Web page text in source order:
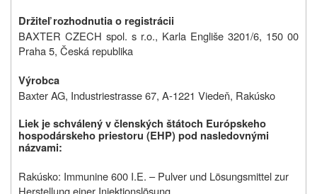
Držiteľ rozhodnutia o registrácii
BAXTER CZECH spol. s r.o., Karla Engliše 3201/6, 150 00
Praha 5, Česká republika
Výrobca
Baxter AG, Industriestrasse 67, A-1221 Viedeň, Rakúsko
Liek je schválený v členských štátoch Európskeho
hospodárskeho priestoru (EHP) pod nasledovnými
názvami:
Rakúsko: Immunine 600 I.E. – Pulver und Lösungsmittel zur